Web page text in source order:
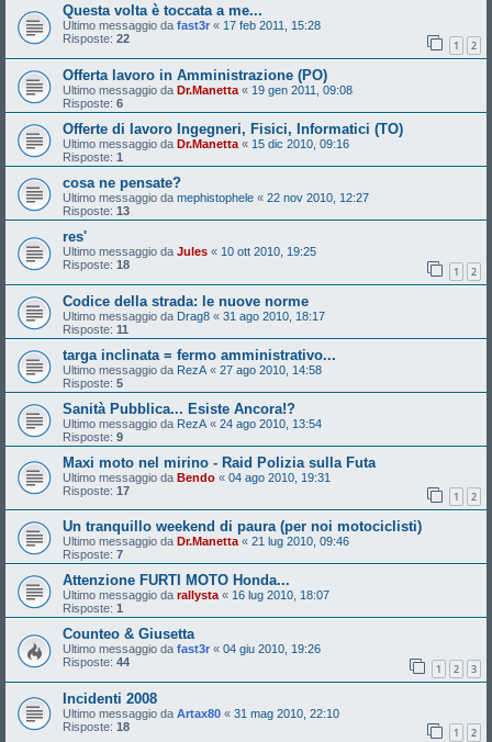
Questa volta è toccata a me...
Ultimo messaggio da fast3r « 17 feb 2011, 15:28
Risposte: 22 1 2
Offerta lavoro in Amministrazione (PO)
Ultimo messaggio da Dr.Manetta « 19 gen 2011, 09:08
Risposte: 6
Offerte di lavoro Ingegneri, Fisici, Informatici (TO)
Ultimo messaggio da Dr.Manetta « 15 dic 2010, 09:16
Risposte: 1
cosa ne pensate?
Ultimo messaggio da mephistophele « 22 nov 2010, 12:27
Risposte: 13
res'
Ultimo messaggio da Jules « 10 ott 2010, 19:25
Risposte: 18 1 2
Codice della strada: le nuove norme
Ultimo messaggio da Drag8 « 31 ago 2010, 18:17
Risposte: 11
targa inclinata = fermo amministrativo...
Ultimo messaggio da RezA « 27 ago 2010, 14:58
Risposte: 5
Sanità Pubblica... Esiste Ancora!?
Ultimo messaggio da RezA « 24 ago 2010, 13:54
Risposte: 9
Maxi moto nel mirino - Raid Polizia sulla Futa
Ultimo messaggio da Bendo « 04 ago 2010, 19:31
Risposte: 17 1 2
Un tranquillo weekend di paura (per noi motociclisti)
Ultimo messaggio da Dr.Manetta « 21 lug 2010, 09:46
Risposte: 7
Attenzione FURTI MOTO Honda...
Ultimo messaggio da rallysta « 16 lug 2010, 18:07
Risposte: 1
Counteo & Giusetta
Ultimo messaggio da fast3r « 04 giu 2010, 19:26
Risposte: 44 1 2 3
Incidenti 2008
Ultimo messaggio da Artax80 « 31 mag 2010, 22:10
Risposte: 18 1 2